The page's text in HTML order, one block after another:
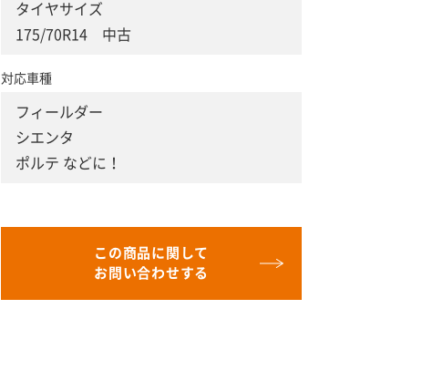
タイヤサイズ
175/70R14 中古
対応車種
フィールダー
シエンタ
ポルテ などに！
この商品に関して
お問い合わせする